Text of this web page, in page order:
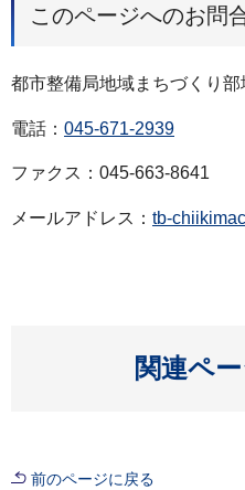
このページへのお問
都市整備局地域まちづくり
電話： 045-671-2939
ファクス：045-663-8641
メールアドレス： tb-
関連ペ
前のページに戻る